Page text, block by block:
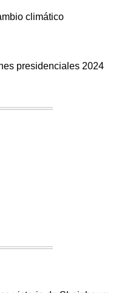
climático
presidenciales 2024